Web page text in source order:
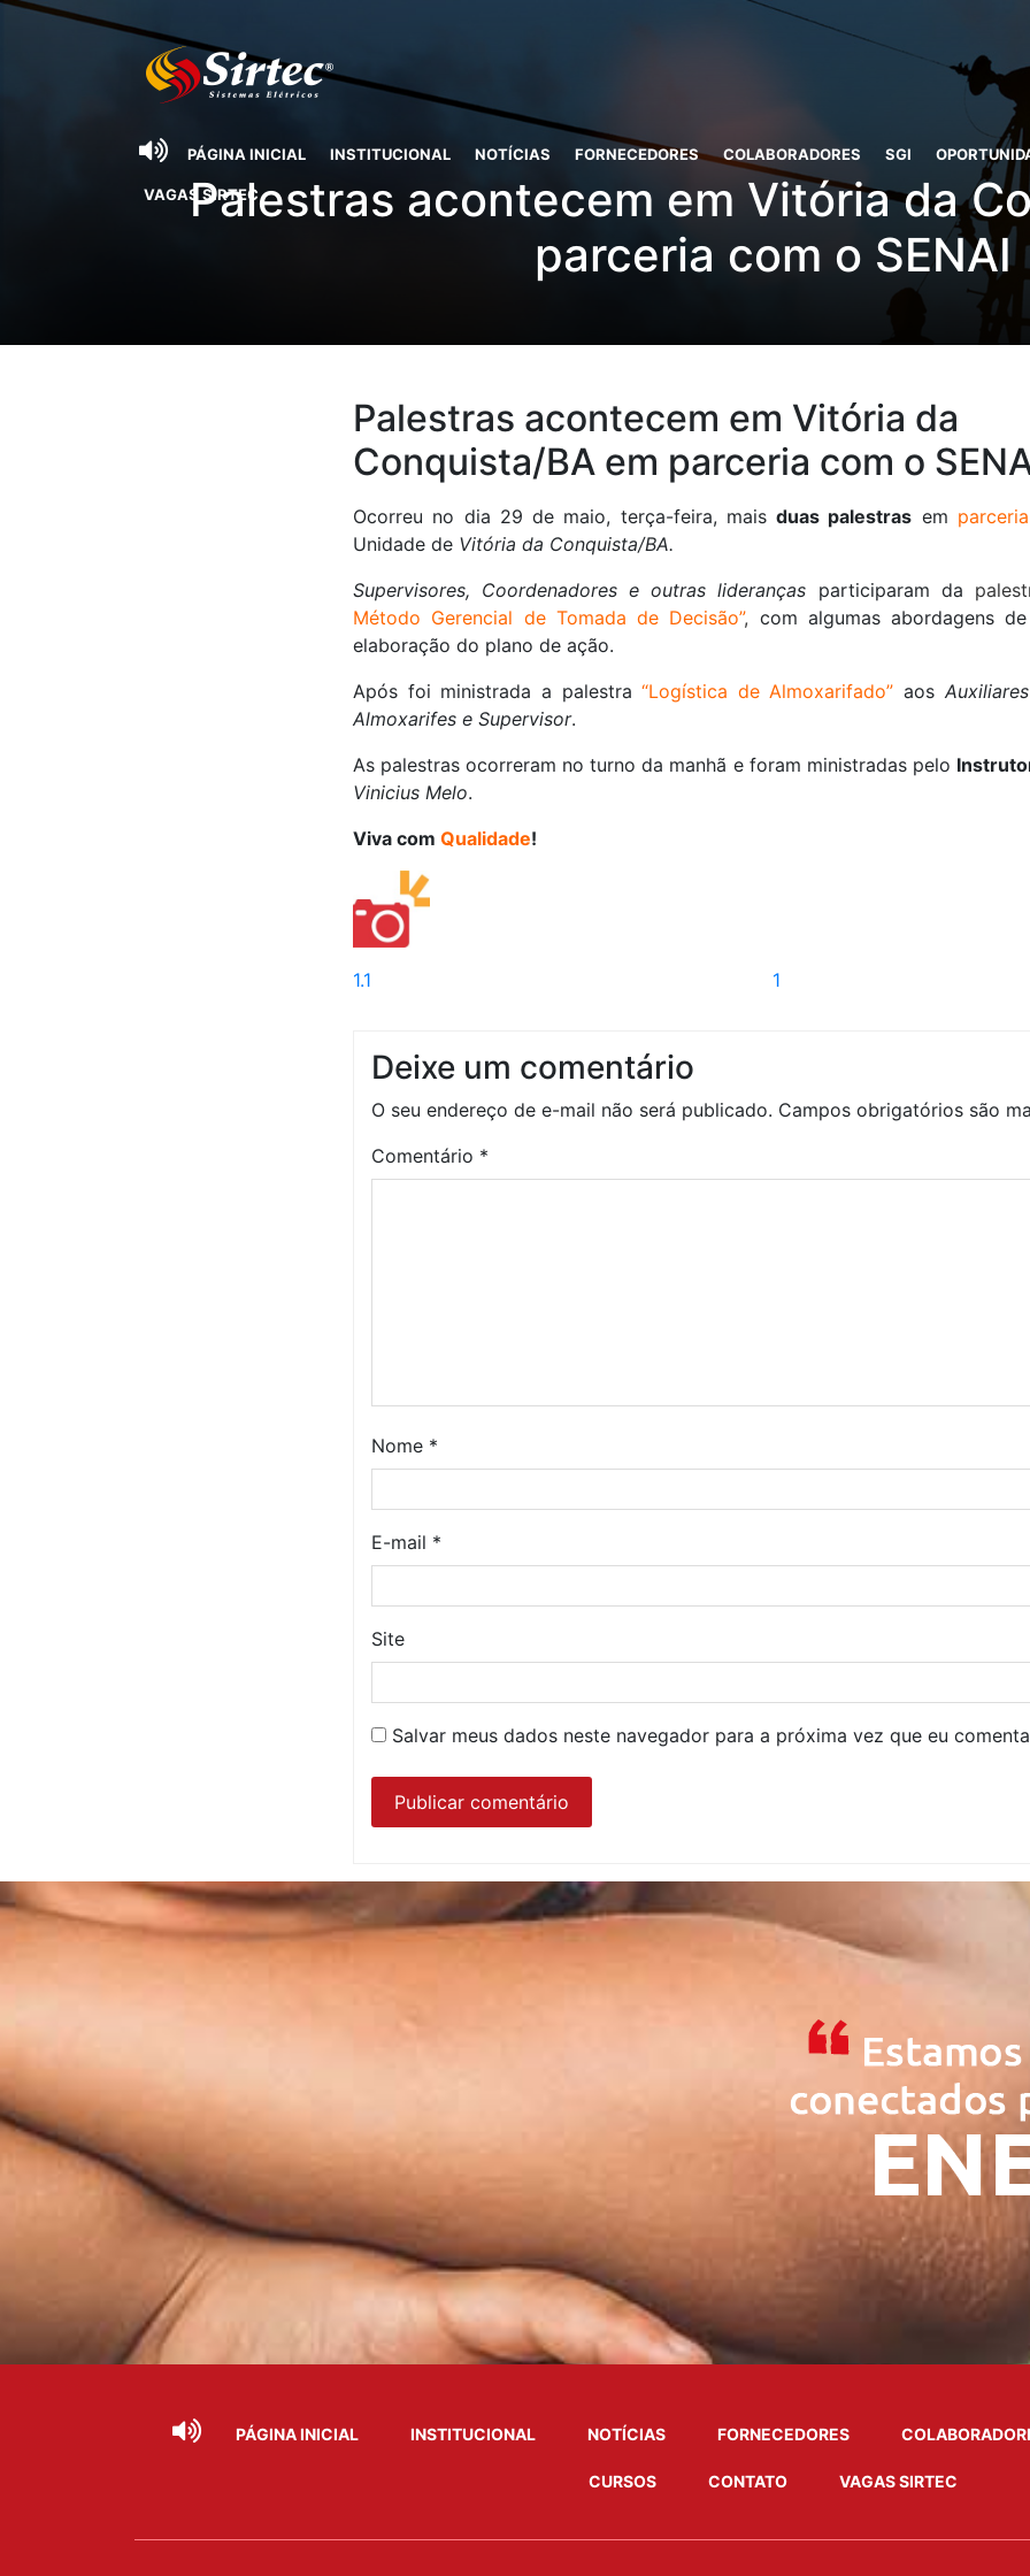
PÁGINA INICIAL INSTITUCIONAL NOTÍCIAS FORNECEDORES COLABORADORES SGI
VAGAS SIRTEC
Palestras acontecem em Vitória da
parceria com o SENAI
Palestras acontecem em Vitória da
Conquista/BA em parceria com o
Ocorreu no dia 29 de maio, terça-feira, maisduas palestras em parceria
Unidade de Vitória da Conquista/BA.
Supervisores, Coordenadores e outras lideranças participaram da
Método Gerencial de Tomada de Decisão”, com algumas abordagens
elaboração do plano de ação.
Após foi ministrada a palestra“Logística de Almoxarifado” aos
Almoxarifes e Supervisor.
As palestras ocorreram no turno da manhã e foram ministradas pelo
Vinicius Melo.
Viva com Qualidade!
1.1 1
Deixe um comentário
O seu endereço de e-mail não será publicado. Campos obrigatórios são
Comentário *
Nome *
E-mail *
Site
Salvar meus dados neste navegador para a próxima vez que eu
PÁGINA INICIAL INSTITUCIONAL NOTÍCIAS FORNECEDORES
CURSOS CONTATO VAGAS SIRTEC